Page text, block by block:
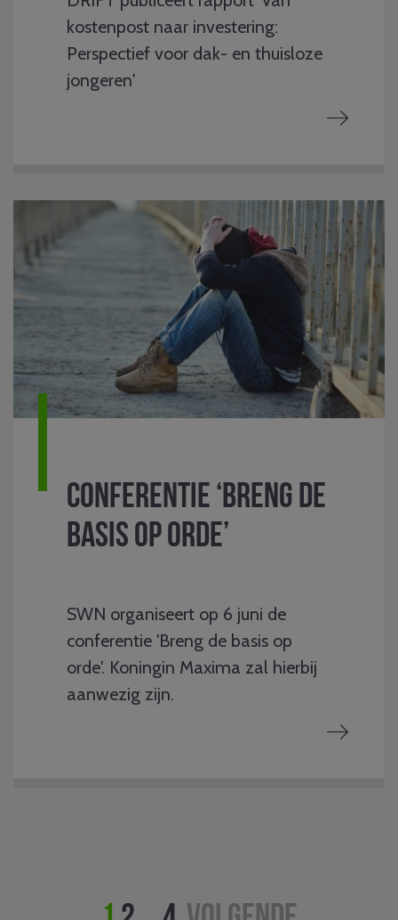
kostenpost naar investering:
Perspectief voor dak- en thuisloze
jongeren'
Conferentie ‘Breng de
basis op orde’
SWN organiseert op 6 juni de
conferentie 'Breng de basis op
orde'. Koningin Maxima zal hierbij
aanwezig zijn.
1 2 4 Volgende